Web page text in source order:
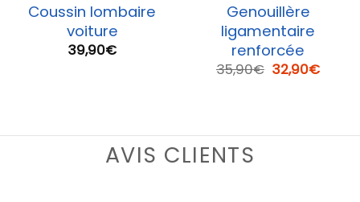
Coussin lombaire
voiture
39,90€
Genouillère
ligamentaire
renforcée
35,90€ Le
prix
32,90€Le
AVIS CLIENTS